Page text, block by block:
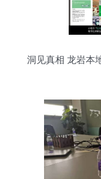
洞见真相 龙岩本